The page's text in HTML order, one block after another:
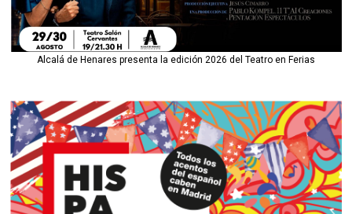
Alcalá de Henares presenta la edición 2026 del Teatro en Ferias